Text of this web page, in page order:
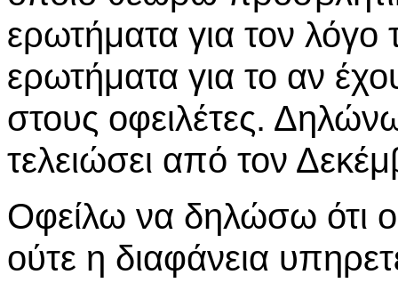
ερωτήματα για τον
ερωτήματα για το αν
στους οφειλέτες.
τελειώσει από τον
Οφείλω να δηλώσω ότι
ούτε η διαφάνεια